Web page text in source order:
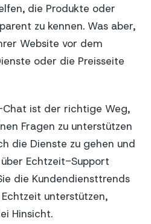
die Produkte oder
zu kennen. Was aber,
Website vor dem
oder die Preisseite
ist der richtige Weg,
Fragen zu unterstützen
die Dienste zu gehen und
Echtzeit-Support
die Kundendiensttrends
unterstützen,
Hinsicht.